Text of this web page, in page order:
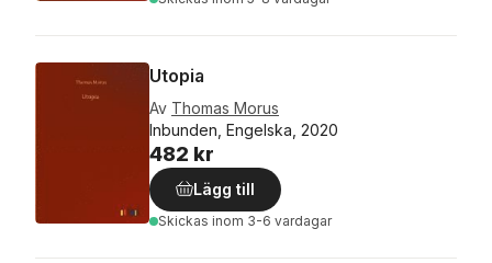
Utopia
Av Thomas Morus
Inbunden, Engelska, 2020
482 kr
Lägg till
Skickas inom 3-6 vardagar